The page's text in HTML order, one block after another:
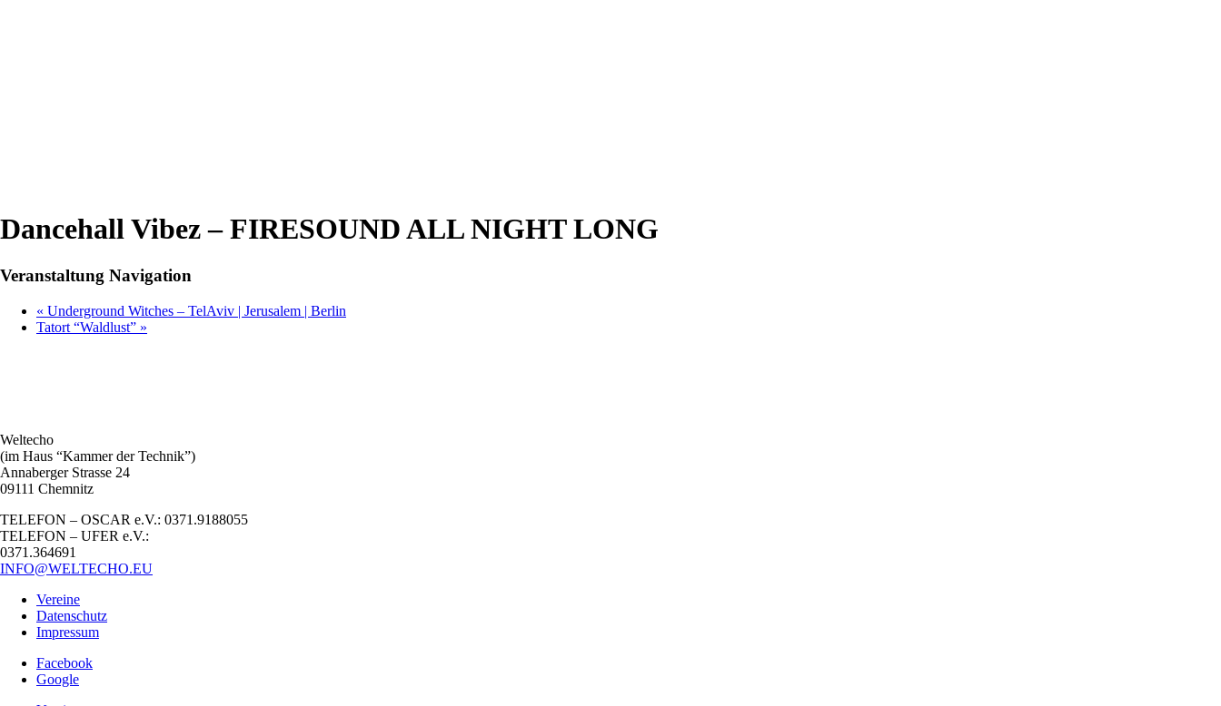
Dancehall Vibez – FIRESOUND ALL NIGHT LONG
Veranstaltung Navigation
« Underground Witches – TelAviv | Jerusalem | Berlin
Tatort “Waldlust” »
Weltecho
(im Haus “Kammer der Technik”)
Annaberger Strasse 24
09111 Chemnitz
TELEFON – OSCAR e.V.: 0371.9188055
TELEFON – UFER e.V.:
0371.364691
INFO@WELTECHO.EU
Vereine
Datenschutz
Impressum
Facebook
Google